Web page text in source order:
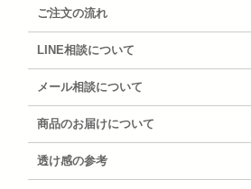
ご注文の流れ
LINE相談について
メール相談について
商品のお届けについて
透け感の参考